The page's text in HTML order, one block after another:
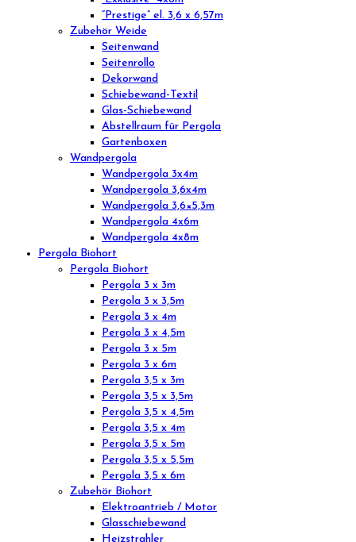
“Prestige” el. 3,6 x 6,57m
Zubehör Weide
Seitenwand
Seitenrollo
Dekorwand
Schiebewand-Textil
Glas-Schiebewand
Abstellraum für Pergola
Gartenboxen
Wandpergola
Wandpergola 3x4m
Wandpergola 3,6x4m
Wandpergola 3,6×5,3m
Wandpergola 4x6m
Wandpergola 4x8m
Pergola Biohort
Pergola Biohort
Pergola 3 x 3m
Pergola 3 x 3,5m
Pergola 3 x 4m
Pergola 3 x 4,5m
Pergola 3 x 5m
Pergola 3 x 6m
Pergola 3,5 x 3m
Pergola 3,5 x 3,5m
Pergola 3,5 x 4,5m
Pergola 3,5 x 4m
Pergola 3,5 x 5m
Pergola 3,5 x 5,5m
Pergola 3,5 x 6m
Zubehör Biohort
Elektroantrieb / Motor
Glasschiebewand
Heizstrahler